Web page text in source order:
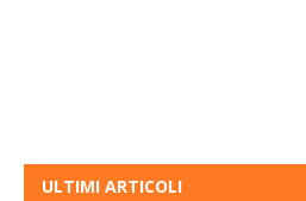
ULTIMI ARTICOLI